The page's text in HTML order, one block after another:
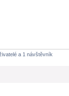
a 1 návštěvník